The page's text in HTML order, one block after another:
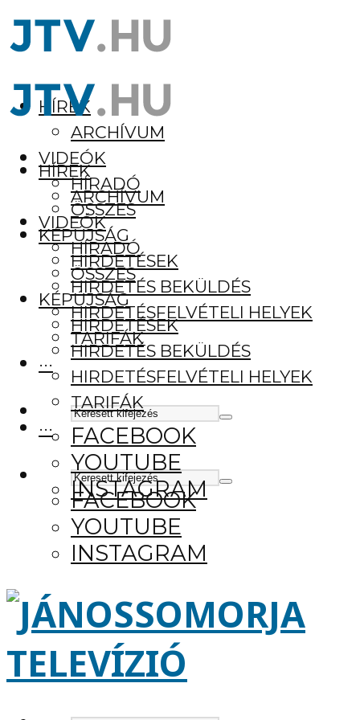
HÍREK
ARCHÍVUM
VIDEÓK
HÍRADÓ
ÖSSZES
KÉPÚJSÁG
HIRDETÉSEK
HIRDETÉS BEKÜLDÉS
HIRDETÉSFELVÉTELI HELYEK
TARIFÁK
···
FACEBOOK
YOUTUBE
INSTAGRAM
HÍREK
ARCHÍVUM
VIDEÓK
HÍRADÓ
ÖSSZES
KÉPÚJSÁG
HIRDETÉSEK
HIRDETÉS BEKÜLDÉS
HIRDETÉSFELVÉTELI HELYEK
TARIFÁK
···
FACEBOOK
YOUTUBE
INSTAGRAM